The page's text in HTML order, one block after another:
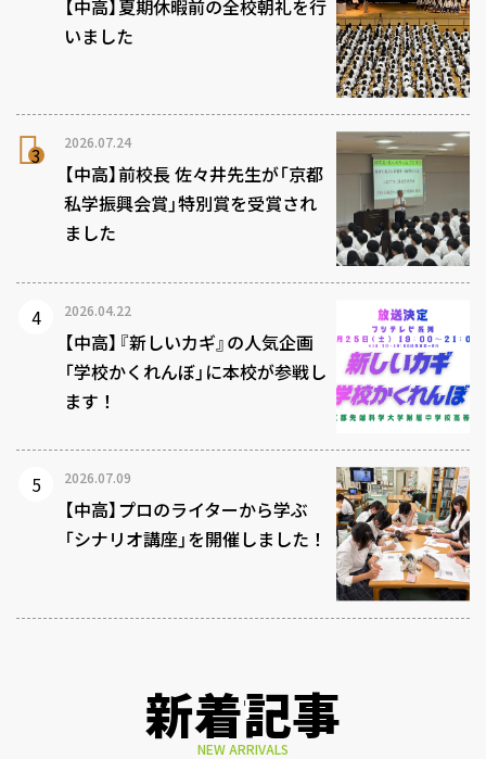
【中高】夏期休暇前の全校朝礼を行
いました
2026.07.24
【中高】前校長 佐々井先生が「京都
私学振興会賞」特別賞を受賞され
ました
2026.04.22
【中高】『新しいカギ』の人気企画
「学校かくれんぼ」に本校が参戦し
ます！
2026.07.09
【中高】プロのライターから学ぶ
「シナリオ講座」を開催しました！
新着記事
NEW ARRIVALS